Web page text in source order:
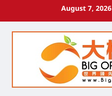
August 7, 2026